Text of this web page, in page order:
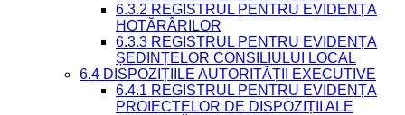
6.3.2 REGISTRUL PENTRU EVIDENȚA
HOTĂRÂRILOR
6.3.3 REGISTRUL PENTRU EVIDENȚA
ȘEDINȚELOR CONSILIULUI LOCAL
6.4 DISPOZIȚIILE AUTORITĂȚII EXECUTIVE
6.4.1 REGISTRUL PENTRU EVIDENȚA
PROIECTELOR DE DISPOZIȚII ALE